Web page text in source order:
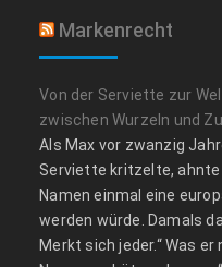
Markenrecht
Von der Serviette zur
zwischen Wurzeln und
Als Max vor zwanzig
Serviette kritzelte,
Namen einmal eine
werden würde. Damals
Merkt sich jeder.“ Was